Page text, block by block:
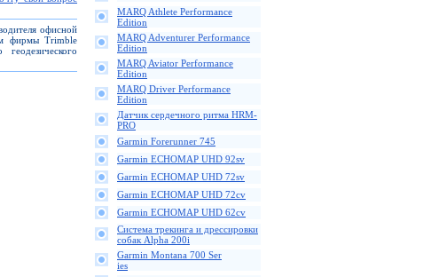
офисной
фирмы Trimble
MARQ Athlete Performance
Edition
MARQ Adventurer Performance
Edition
MARQ Aviator Performance
Edition
MARQ Driver Performance
Edition
Датчик сердечного ритма HRM-
PRO
Garmin Forerunner 745
Garmin ECHOMAP UHD 92sv
Garmin ECHOMAP UHD 72sv
Garmin ECHOMAP UHD 72cv
Garmin ECHOMAP UHD 62cv
Cистема трекинга и дрессировки
собак Alpha 200i
Garmin Montana 700 Ser
ies